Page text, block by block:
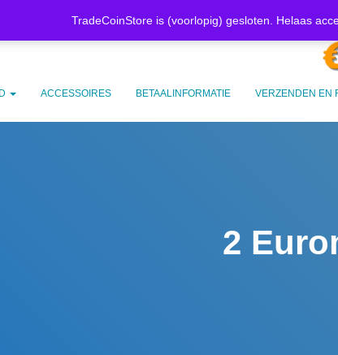
TradeCoinStore is (voorlopig) gesloten. Helaas
Meer weten
ACCESSOIRES BETAALINFORMATIE VERZENDEN EN
2